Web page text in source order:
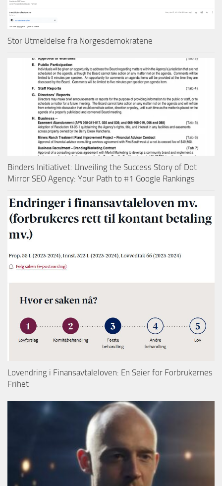
Stor Utmeldelse fra Norgesdemokratene
Binders Initiativet: Unveiling the Success Story of Dot
Mirror SEO Agency: Your Path to #1 Google Rankings
Lovendring i Finansavtaleloven: En Seier for Forbrukernes
Frihet